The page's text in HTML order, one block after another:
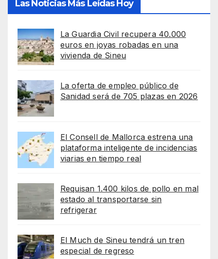
Las Noticias Más Leídas Hoy
La Guardia Civil recupera 40.000
euros en joyas robadas en una
vivienda de Sineu
La oferta de empleo público de
Sanidad será de 705 plazas en 2026
El Consell de Mallorca estrena una
plataforma inteligente de incidencias
viarias en tiempo real
Requisan 1.400 kilos de pollo en mal
estado al transportarse sin
refrigerar
El Much de Sineu tendrá un tren
especial de regreso